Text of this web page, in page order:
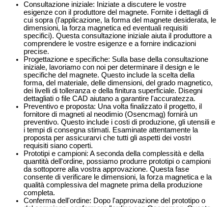
Consultazione iniziale: Iniziate a discutere le vostre
esigenze con il produttore del magnete. Fornite i dettagli di
cui sopra (l'applicazione, la forma del magnete desiderata, le
dimensioni, la forza magnetica ed eventuali requisiti
specifici). Questa consultazione iniziale aiuta il produttore a
comprendere le vostre esigenze e a fornire indicazioni
precise.
Progettazione e specifiche: Sulla base della consultazione
iniziale, lavoriamo con noi per determinare il design e le
specifiche del magnete. Questo include la scelta della
forma, del materiale, delle dimensioni, del grado magnetico,
dei livelli di tolleranza e della finitura superficiale. Disegni
dettagliati o file CAD aiutano a garantire l'accuratezza.
Preventivo e proposta: Una volta finalizzato il progetto, il
fornitore di magneti al neodimio (Osencmag) fornirà un
preventivo. Questo include i costi di produzione, gli utensili e
i tempi di consegna stimati. Esaminate attentamente la
proposta per assicurarvi che tutti gli aspetti dei vostri
requisiti siano coperti.
Prototipi e campioni: A seconda della complessità e della
quantità dell'ordine, possiamo produrre prototipi o campioni
da sottoporre alla vostra approvazione. Questa fase
consente di verificare le dimensioni, la forza magnetica e la
qualità complessiva del magnete prima della produzione
completa.
Conferma dell'ordine: Dopo l'approvazione del prototipo o